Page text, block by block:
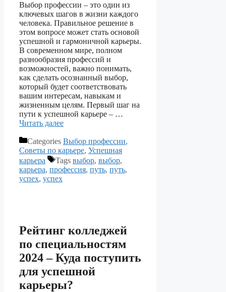
Выбор профессии – это один из
ключевых шагов в жизни каждого
человека. Правильное решение в
этом вопросе может стать основой
успешной и гармоничной карьеры.
В современном мире, полном
разнообразия профессий и
возможностей, важно понимать,
как сделать осознанный выбор,
который будет соответствовать
вашим интересам, навыкам и
жизненным целям. Первый шаг на
пути к успешной карьере – …
Читать далее
Categories Выбор профессии,
Советы по карьере, Успешная
карьера
Tags выбор, выбор,
карьера, профессия, путь, путь,
успех, успех
Рейтинг колледжей
по специальностям
2024 – Куда поступить
для успешной
карьеры?